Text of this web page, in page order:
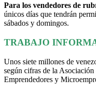
Para los vendedores de
únicos días que tendrán
sábados y domingos.
TRABAJO
Unos siete millones de
según cifras de la
Emprendedores y